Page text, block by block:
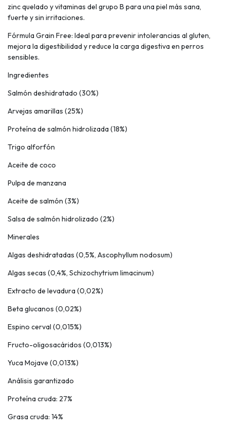
zinc quelado y vitaminas del grupo B para una piel más sana,
fuerte y sin irritaciones.
Fórmula Grain Free: Ideal para prevenir intolerancias al gluten,
mejora la digestibilidad y reduce la carga digestiva en perros
sensibles.
Ingredientes
Salmón deshidratado (30%)
Arvejas amarillas (25%)
Proteína de salmón hidrolizada (18%)
Trigo alforfón
Aceite de coco
Pulpa de manzana
Aceite de salmón (3%)
Salsa de salmón hidrolizado (2%)
Minerales
Algas deshidratadas (0,5%, Ascophyllum nodosum)
Algas secas (0,4%, Schizochytrium limacinum)
Extracto de levadura (0,02%)
Beta glucanos (0,02%)
Espino cerval (0,015%)
Fructo-oligosacáridos (0,013%)
Yuca Mojave (0,013%)
Análisis garantizado
Proteína cruda: 27%
Grasa cruda: 14%